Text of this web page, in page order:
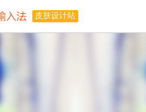
皮肤设计站